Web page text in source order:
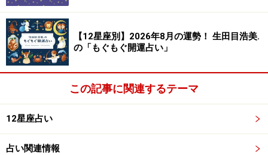
友人と対立すると収拾は不可能に。一刻も早く謝ること
が大事。
＞【今週の運勢】を占う
＞【10月の運勢】を占う
【12星座別】2026年8月の運勢！ 生田目浩美.
の「もぐもぐ開運占い」
この記事に関連するテーマ
12星座占い
占い関連情報